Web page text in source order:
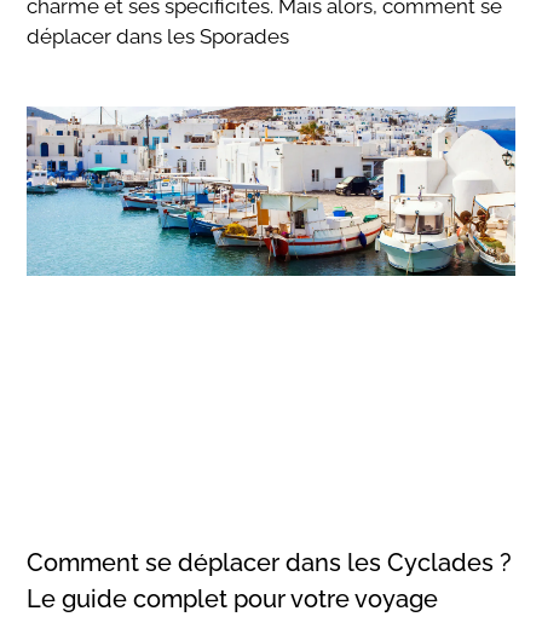
charme et ses spécificités. Mais alors, comment se
déplacer dans les Sporades
Comment se déplacer dans les Cyclades ?
Le guide complet pour votre voyage